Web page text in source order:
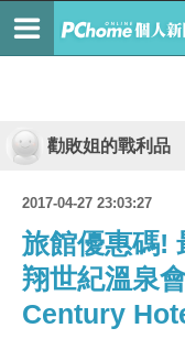
勸敗姐的戰利品
2017-04-27 23:03:27
旅館優惠碼!
翔世紀溫泉
Century